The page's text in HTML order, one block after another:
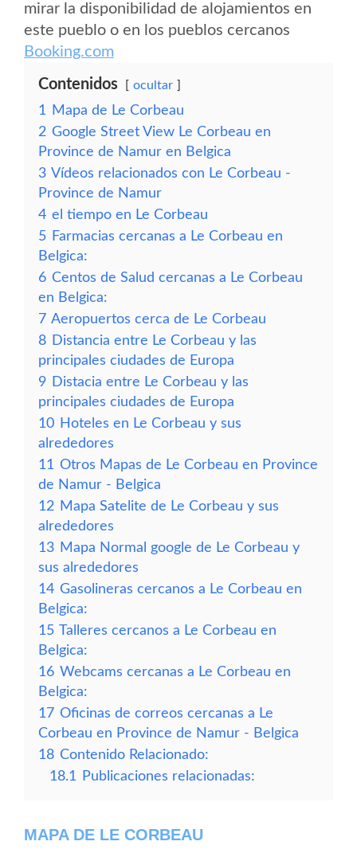
mirar la disponibilidad de alojamientos en
este pueblo o en los pueblos cercanos
Booking.com
Contenidos ocultar
1
Mapa de Le Corbeau
2 Google Street View Le Corbeau en
Province de Namur en Belgica
3 Vídeos relacionados con Le Corbeau -
Province de Namur
4 el tiempo en Le Corbeau
5 Farmacias cercanas a Le Corbeau en
Belgica:
6 Centos de Salud cercanas a Le Corbeau
en Belgica:
7 Aeropuertos cerca de Le Corbeau
8 Distancia entre Le Corbeau y las
principales ciudades de Europa
9 Distacia entre Le Corbeau y las
principales ciudades de Europa
10 Hoteles en Le Corbeau y sus
alrededores
11 Otros Mapas de Le Corbeau en Province
de Namur - Belgica
12 Mapa Satelite de Le Corbeau y sus
alrededores
13 Mapa Normal google de Le Corbeau y
sus alrededores
14 Gasolineras cercanos a Le Corbeau en
Belgica:
15 Talleres cercanos a Le Corbeau en
Belgica:
16 Webcams cercanas a Le Corbeau en
Belgica:
17 Oficinas de correos cercanas a Le
Corbeau en Province de Namur - Belgica
18 Contenido Relacionado:
18.1
Publicaciones relacionadas:
MAPA DE LE CORBEAU